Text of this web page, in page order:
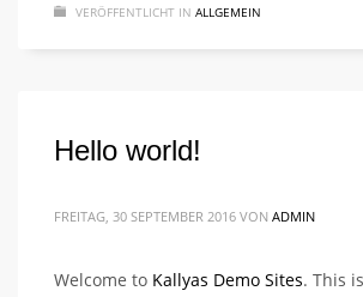
VERÖFFENTLICHT IN ALLGEMEIN
Hello world!
FREITAG, 30 SEPTEMBER 2016 VON ADMIN
Welcome to Kallyas Demo Sites. This